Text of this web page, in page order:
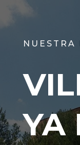
YA